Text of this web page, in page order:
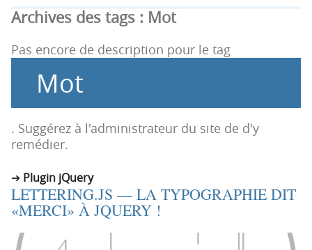
g
a
t
i
p
i
c
i
p
r
a
u
c
t
n
Archives des tags : Mot
Pas encore de description pour le tag
Mot
. Suggérez à l'administrateur du site de d'y
remédier.
Plugin jQuery
LETTERING.JS — LA TYPOGRAPHIE DIT
«MERCI» À JQUERY !